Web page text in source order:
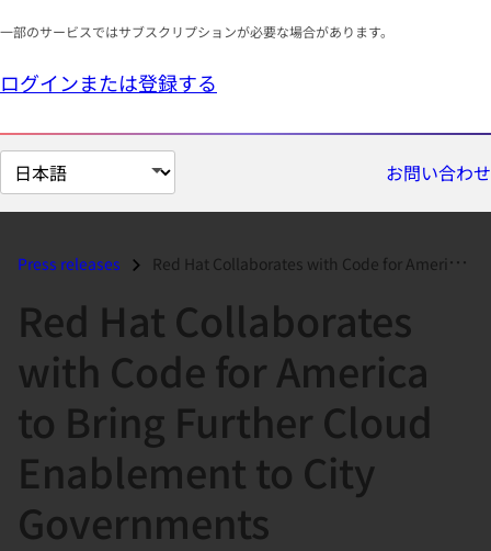
一部のサービスではサブスクリプションが必要な場合があります。
ログインまたは登録する
ペ
ー
の
お問い合わせ
Press releases Red Hat Collaborates with Code for America to Bring Further Cloud Enab...
Red Hat Collaborates
with Code for America
to Bring Further Cloud
Enablement to City
Governments